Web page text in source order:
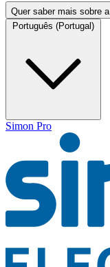
Quer saber mais sobre
Simon Pro